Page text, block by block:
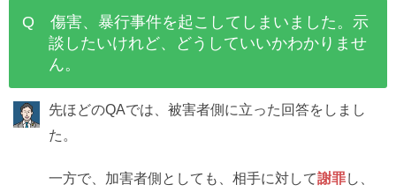
Q 傷害、暴行事件を起こしてしまいました。示
談したいけれど、どうしていいかわかりませ
ん。
先ほどのQAでは、被害者側に立った回答をしまし
た。
一方で、加害者側としても、相手に対して謝罪し、